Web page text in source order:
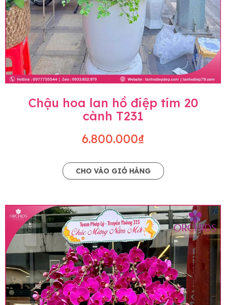
Chậu hoa lan hồ điệp tím 20
cành T231
6.800.000₫
CHO VÀO GIỎ HÀNG